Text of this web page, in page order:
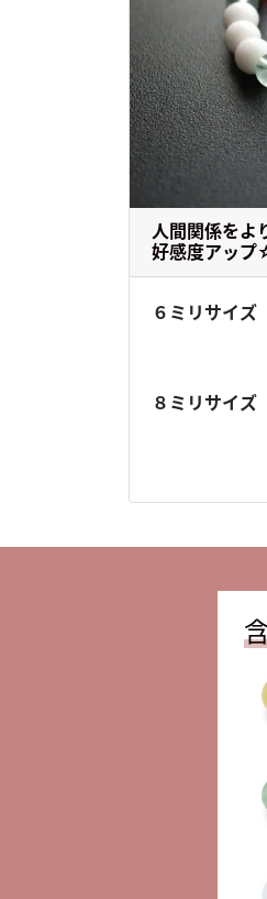
人間関係をよ
好感度アップ
６ミリサイズ
８ミリサイズ